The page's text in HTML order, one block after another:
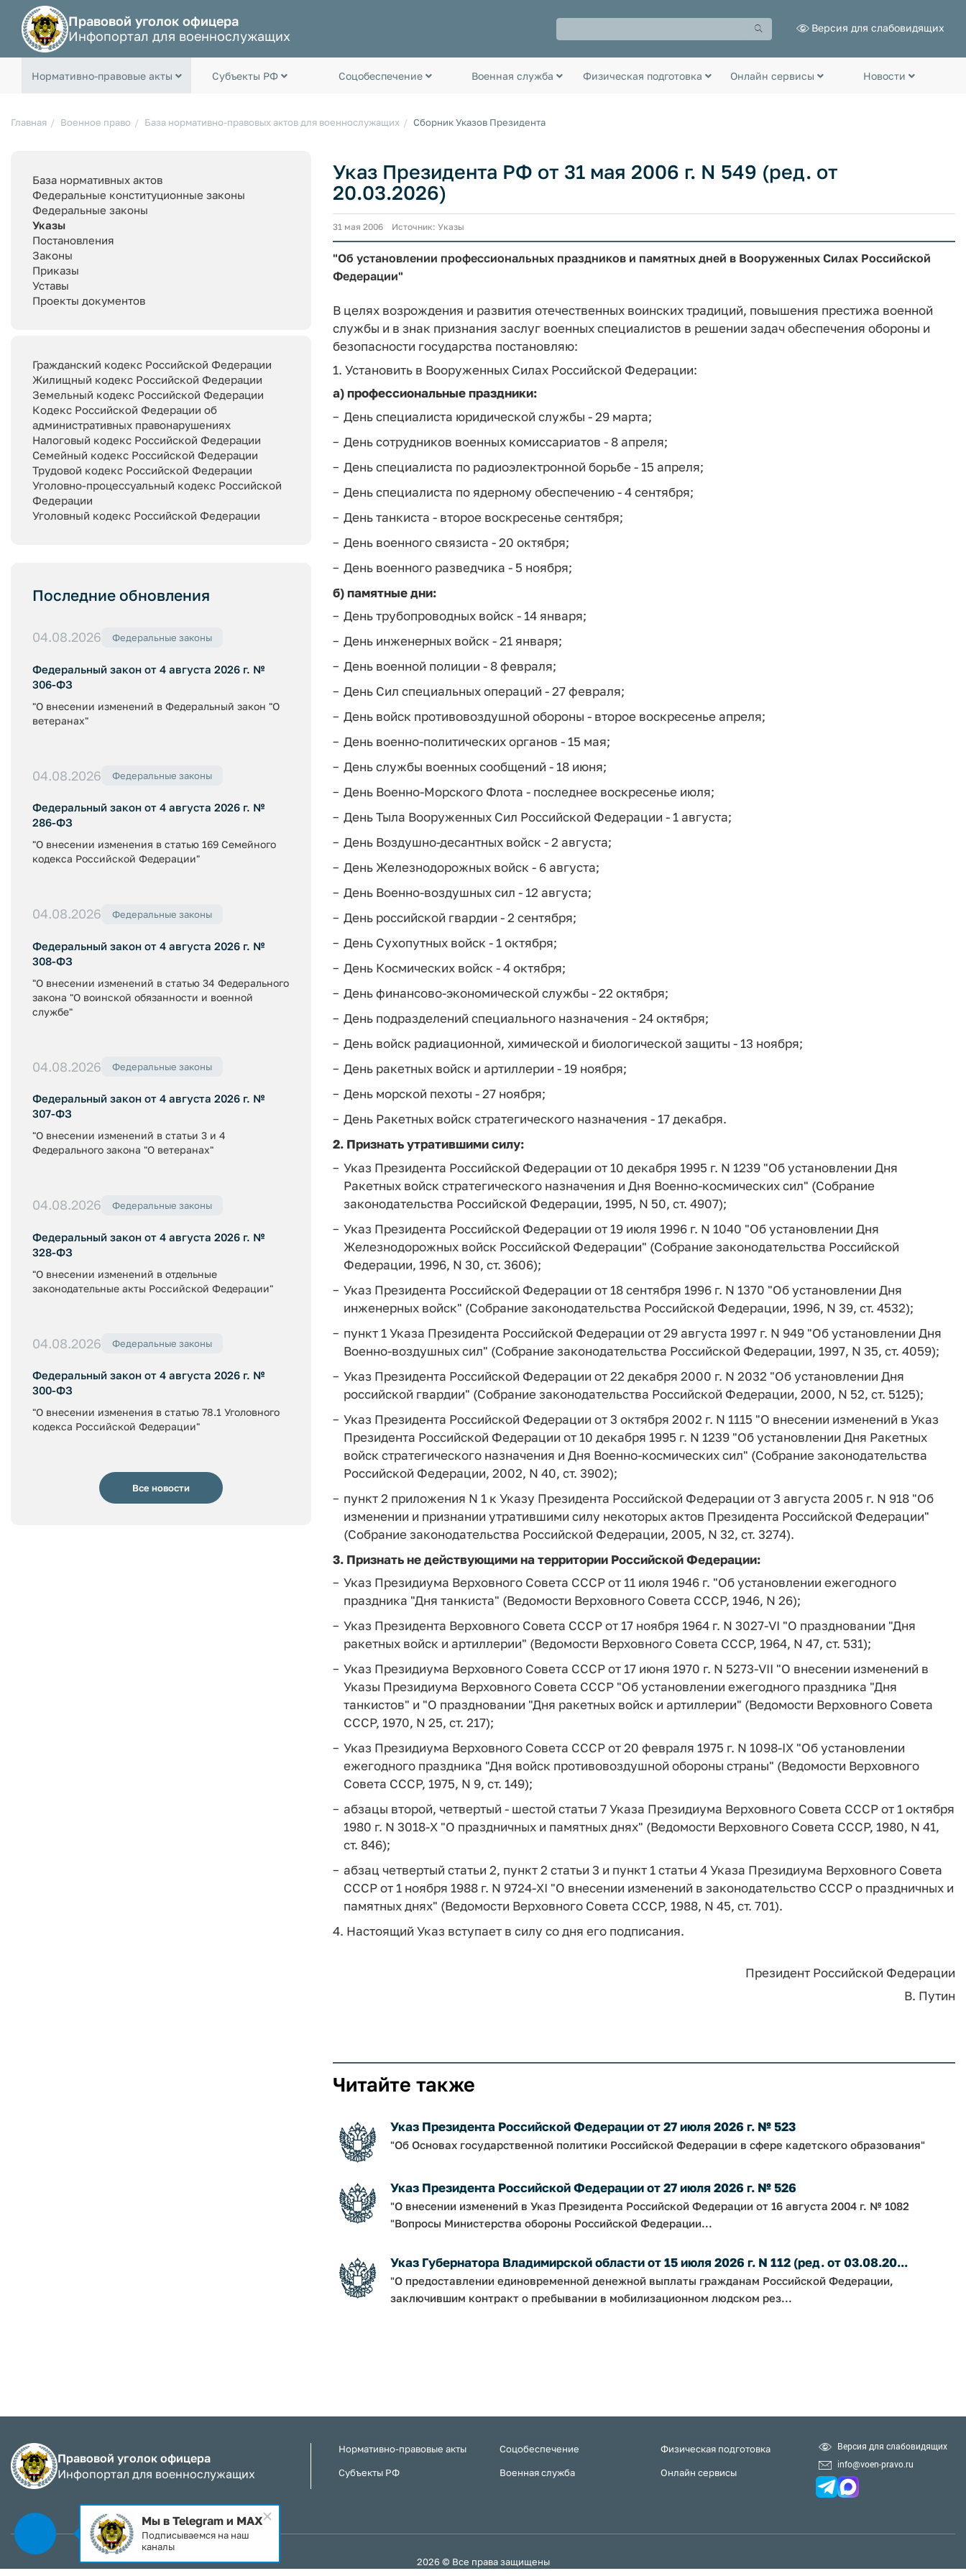
Правовой уголок офицера
Инфопортал для военнослужащих
Версия для слабовидящих
Нормативно-правовые акты Субъекты РФ Соцобеспечение Военная служба Физическая подготовка Онлайн сервисы Новости
Главная Военное право База нормативно-правовых актов для военнослужащих Сборник Указов Президента
База нормативных актов
Федеральные конституционные законы
Федеральные законы
Указы
Постановления
Законы
Приказы
Уставы
Проекты документов
Гражданский кодекс Российской Федерации
Жилищный кодекс Российской Федерации
Земельный кодекс Российской Федерации
Кодекс Российской Федерации об
административных правонарушениях
Налоговый кодекс Российской Федерации
Семейный кодекс Российской Федерации
Трудовой кодекс Российской Федерации
Уголовно-процессуальный кодекс Российской
Федерации
Уголовный кодекс Российской Федерации
Последние обновления
04.08.2026 Федеральные законы
Федеральный закон от 4 августа 2026 г. №
306-ФЗ
"О внесении изменений в Федеральный закон "О
ветеранах"
04.08.2026 Федеральные законы
Федеральный закон от 4 августа 2026 г. №
286-ФЗ
"О внесении изменения в статью 169 Семейного
кодекса Российской Федерации"
04.08.2026 Федеральные законы
Федеральный закон от 4 августа 2026 г. №
308-ФЗ
"О внесении изменений в статью 34 Федерального
закона "О воинской обязанности и военной
службе"
04.08.2026 Федеральные законы
Федеральный закон от 4 августа 2026 г. №
307-ФЗ
"О внесении изменений в статьи 3 и 4
Федерального закона "О ветеранах"
04.08.2026 Федеральные законы
Федеральный закон от 4 августа 2026 г. №
328-ФЗ
"О внесении изменений в отдельные
законодательные акты Российской Федерации"
04.08.2026 Федеральные законы
Федеральный закон от 4 августа 2026 г. №
300-ФЗ
"О внесении изменения в статью 78.1 Уголовного
кодекса Российской Федерации"
Все новости
Указ Президента РФ от 31 мая 2006 г. N 549 (ред. от
20.03.2026)
31 мая 2006 Источник: Указы
"Об установлении профессиональных праздников и памятных дней в Вооруженных Силах Российской
Федерации"
В целях возрождения и развития отечественных воинских традиций, повышения престижа военной
службы и в знак признания заслуг военных специалистов в решении задач обеспечения обороны и
безопасности государства постановляю:
1. Установить в Вооруженных Силах Российской Федерации:
а) профессиональные праздники:
День специалиста юридической службы - 29 марта;
День сотрудников военных комиссариатов - 8 апреля;
День специалиста по радиоэлектронной борьбе - 15 апреля;
День специалиста по ядерному обеспечению - 4 сентября;
День танкиста - второе воскресенье сентября;
День военного связиста - 20 октября;
День военного разведчика - 5 ноября;
б) памятные дни:
День трубопроводных войск - 14 января;
День инженерных войск - 21 января;
День военной полиции - 8 февраля;
День Сил специальных операций - 27 февраля;
День войск противовоздушной обороны - второе воскресенье апреля;
День военно-политических органов - 15 мая;
День службы военных сообщений - 18 июня;
День Военно-Морского Флота - последнее воскресенье июля;
День Тыла Вооруженных Сил Российской Федерации - 1 августа;
День Воздушно-десантных войск - 2 августа;
День Железнодорожных войск - 6 августа;
День Военно-воздушных сил - 12 августа;
День российской гвардии - 2 сентября;
День Сухопутных войск - 1 октября;
День Космических войск - 4 октября;
День финансово-экономической службы - 22 октября;
День подразделений специального назначения - 24 октября;
День войск радиационной, химической и биологической защиты - 13 ноября;
День ракетных войск и артиллерии - 19 ноября;
День морской пехоты - 27 ноября;
День Ракетных войск стратегического назначения - 17 декабря.
2. Признать утратившими силу:
Указ Президента Российской Федерации от 10 декабря 1995 г. N 1239 "Об установлении Дня
Ракетных войск стратегического назначения и Дня Военно-космических сил" (Собрание
законодательства Российской Федерации, 1995, N 50, ст. 4907);
Указ Президента Российской Федерации от 19 июля 1996 г. N 1040 "Об установлении Дня
Железнодорожных войск Российской Федерации" (Собрание законодательства Российской
Федерации, 1996, N 30, ст. 3606);
Указ Президента Российской Федерации от 18 сентября 1996 г. N 1370 "Об установлении Дня
инженерных войск" (Собрание законодательства Российской Федерации, 1996, N 39, ст. 4532);
пункт 1 Указа Президента Российской Федерации от 29 августа 1997 г. N 949 "Об установлении Дня
Военно-воздушных сил" (Собрание законодательства Российской Федерации, 1997, N 35, ст. 4059);
Указ Президента Российской Федерации от 22 декабря 2000 г. N 2032 "Об установлении Дня
российской гвардии" (Собрание законодательства Российской Федерации, 2000, N 52, ст. 5125);
Указ Президента Российской Федерации от 3 октября 2002 г. N 1115 "О внесении изменений в Указ
Президента Российской Федерации от 10 декабря 1995 г. N 1239 "Об установлении Дня Ракетных
войск стратегического назначения и Дня Военно-космических сил" (Собрание законодательства
Российской Федерации, 2002, N 40, ст. 3902);
пункт 2 приложения N 1 к Указу Президента Российской Федерации от 3 августа 2005 г. N 918 "Об
изменении и признании утратившими силу некоторых актов Президента Российской Федерации"
(Собрание законодательства Российской Федерации, 2005, N 32, ст. 3274).
3. Признать не действующими на территории Российской Федерации:
Указ Президиума Верховного Совета СССР от 11 июля 1946 г. "Об установлении ежегодного
праздника "Дня танкиста" (Ведомости Верховного Совета СССР, 1946, N 26);
Указ Президента Верховного Совета СССР от 17 ноября 1964 г. N 3027-VI "О праздновании "Дня
ракетных войск и артиллерии" (Ведомости Верховного Совета СССР, 1964, N 47, ст. 531);
Указ Президиума Верховного Совета СССР от 17 июня 1970 г. N 5273-VII "О внесении изменений в
Указы Президиума Верховного Совета СССР "Об установлении ежегодного праздника "Дня
танкистов" и "О праздновании "Дня ракетных войск и артиллерии" (Ведомости Верховного Совета
СССР, 1970, N 25, ст. 217);
Указ Президиума Верховного Совета СССР от 20 февраля 1975 г. N 1098-IX "Об установлении
ежегодного праздника "Дня войск противовоздушной обороны страны" (Ведомости Верховного
Совета СССР, 1975, N 9, ст. 149);
абзацы второй, четвертый - шестой статьи 7 Указа Президиума Верховного Совета СССР от 1 октября
1980 г. N 3018-X "О праздничных и памятных днях" (Ведомости Верховного Совета СССР, 1980, N 41,
ст. 846);
абзац четвертый статьи 2, пункт 2 статьи 3 и пункт 1 статьи 4 Указа Президиума Верховного Совета
СССР от 1 ноября 1988 г. N 9724-XI "О внесении изменений в законодательство СССР о праздничных и
памятных днях" (Ведомости Верховного Совета СССР, 1988, N 45, ст. 701).
4. Настоящий Указ вступает в силу со дня его подписания.
Президент Российской Федерации
В. Путин
Читайте также
Указ Президента Российской Федерации от 27 июля 2026 г. № 523
"Об Основах государственной политики Российской Федерации в сфере кадетского образования"
Указ Президента Российской Федерации от 27 июля 2026 г. № 526
"О внесении изменений в Указ Президента Российской Федерации от 16 августа 2004 г. № 1082
"Вопросы Министерства обороны Российской Федерации...
Указ Губернатора Владимирской области от 15 июля 2026 г. N 112 (ред. от 03.08.20...
"О предоставлении единовременной денежной выплаты гражданам Российской Федерации,
заключившим контракт о пребывании в мобилизационном людском рез...
Правовой уголок офицера
Инфопортал для военнослужащих
Нормативно-правовые акты Соцобеспечение Физическая подготовка
Субъекты РФ Военная служба Онлайн сервисы
Версия для слабовидящих
info@voen-pravo.ru
2026 © Все права защищены
Мы в Telegram и MAX
Подписываемся на наш
каналы